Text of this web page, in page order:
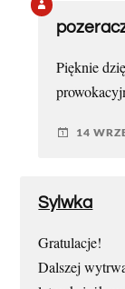
Pięknie
14
Sylwka
Gratulacje!
Dalszej